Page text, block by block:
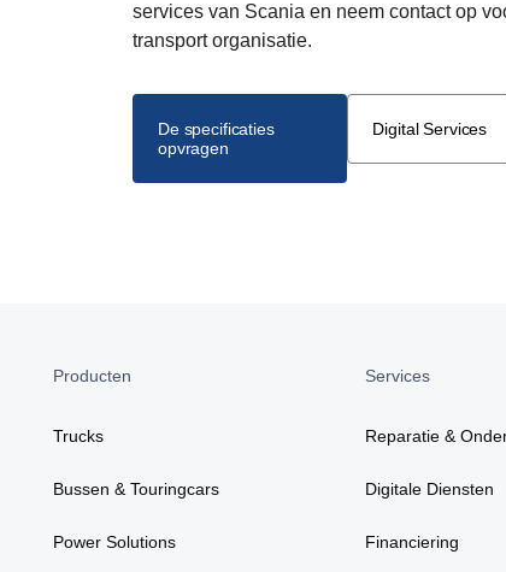
services van Scania en neem contact op
transport organisatie.
De specificaties
opvragen
Digital Services
Producten
Trucks
Bussen & Touringcars
Power Solutions
Services
Reparatie &
Digitale Diensten
Financiering